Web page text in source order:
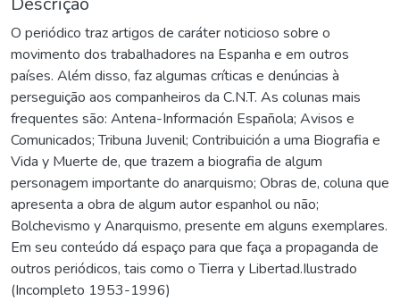
O periódico traz artigos de caráter noticioso sobre o
movimento dos trabalhadores na Espanha e em outros
países. Além disso, faz algumas críticas e denúncias à
perseguição aos companheiros da C.N.T. As colunas mais
frequentes são: Antena-Información Española; Avisos e
Comunicados; Tribuna Juvenil; Contribuición a uma Biografia e
Vida y Muerte de, que trazem a biografia de algum
personagem importante do anarquismo; Obras de, coluna que
apresenta a obra de algum autor espanhol ou não;
Bolchevismo y Anarquismo, presente em alguns exemplares.
Em seu conteúdo dá espaço para que faça a propaganda de
outros periódicos, tais como o Tierra y Libertad.Ilustrado
(Incompleto 1953-1996)